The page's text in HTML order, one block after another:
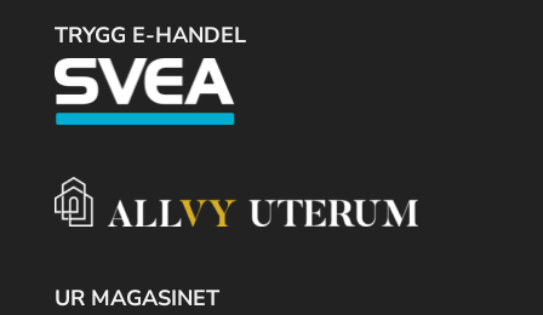
TRYGG E-HANDEL
UR MAGASINET